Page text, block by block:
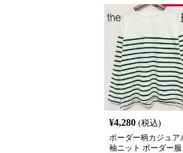
¥4,280 (税込)
ボーダー柄カジュア
袖ニット ボーダー服